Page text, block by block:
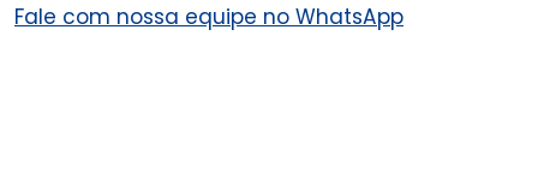
Fale com nossa equipe no WhatsApp